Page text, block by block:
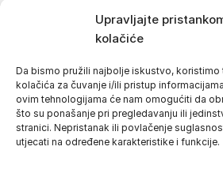
Upravljajte
kolačiće
Da bismo pružili najbolje iskustvo,
kolačića za čuvanje i/ili pristup
ovim tehnologijama će nam omogućiti da
što su ponašanje pri pregledavanju ili
stranici. Nepristanak ili povlačenje
utjecati na određene karakteristike i funkcije.
Konobar / konobarica
Jakšić
Vozač / vozačica teretnog vozila s
Požega
Pomoćnik/ica u nastavi